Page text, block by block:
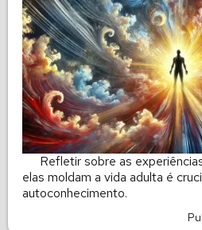
Refletir sobre as
elas moldam a vida adulta é
autoconhecimento.